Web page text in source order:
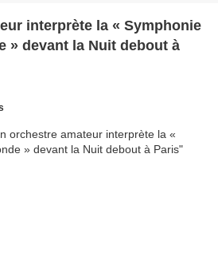
interprète la « Symphonie
» devant la Nuit debout à